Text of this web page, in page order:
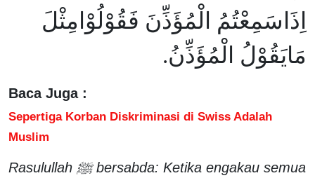
اِذَاسَمِعْتُمُ الْمُؤَذِّنَ فَقُوْلُوْامِثْلَ
مَايَقُوْلُ الْمُؤَذِّنُ.
Baca Juga :
Sepertiga Korban Diskriminasi di Swiss Adalah
Muslim
Rasulullah ﷺ bersabda: Ketika engakau semua